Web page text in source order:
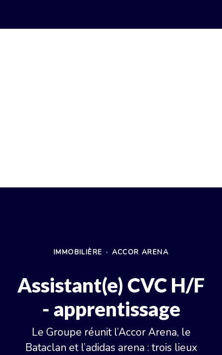
IMMOBILIÈRE · ACCOR ARENA
Assistant(e) CVC H/F
- apprentissage
Le Groupe réunit l’Accor Arena, le
Bataclan et l’adidas arena : trois lieux